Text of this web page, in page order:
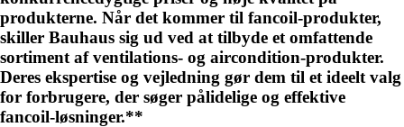
produkterne. Når det kommer til fancoil-produkter,
skiller Bauhaus sig ud ved at tilbyde et omfattende
sortiment af ventilations- og aircondition-produkter.
Deres ekspertise og vejledning gør dem til et ideelt valg
for forbrugere, der søger pålidelige og effektive
fancoil-løsninger.**